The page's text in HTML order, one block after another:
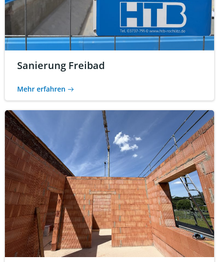
Sanierung Freibad
Mehr erfahren